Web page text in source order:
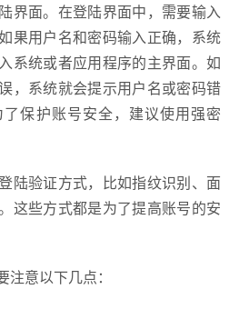
界面。在登陆界面中，需要输入
果用户名和密码输入正确，系统
系统或者应用程序的主界面。如
，系统就会提示用户名或密码错
保护账号安全，建议使用强密
陆验证方式，比如指纹识别、面
这些方式都是为了提高账号的安
意以下几点：